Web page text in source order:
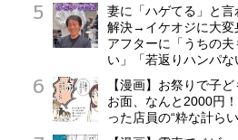
妻に「ハゲてる」と
解決→イケオジに大
アフターに「うちの
い」「若返りハンパな
【漫画】お祭りで子
お面、なんと2000円
った店員の“粋な計ら